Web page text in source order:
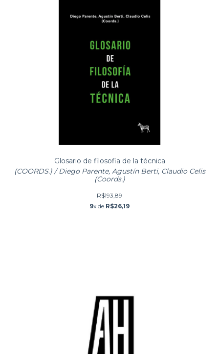
Glosario de filosofia de la técnica
(COORDS.) / Diego Parente, Agustín Berti, Claudio Celis
(Coords.)
R$193,89
9x de R$26,19